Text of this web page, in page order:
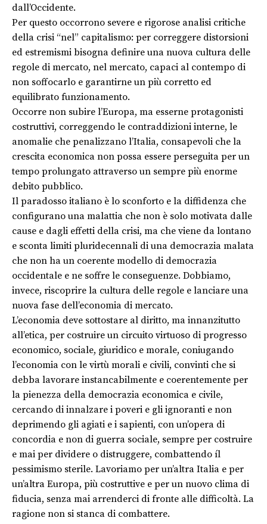
dall’Occidente.
Per questo occorrono severe e rigorose analisi critiche
della crisi “nel” capitalismo: per correggere distorsioni
ed estremismi bisogna definire una nuova cultura delle
regole di mercato, nel mercato, capaci al contempo di
non soffocarlo e garantirne un più corretto ed
equilibrato funzionamento.
Occorre non subire l’Europa, ma esserne protagonisti
costruttivi, correggendo le contraddizioni interne, le
anomalie che penalizzano l’Italia, consapevoli che la
crescita economica non possa essere perseguita per un
tempo prolungato attraverso un sempre più enorme
debito pubblico.
Il paradosso italiano è lo sconforto e la diffidenza che
configurano una malattia che non è solo motivata dalle
cause e dagli effetti della crisi, ma che viene da lontano
e sconta limiti pluridecennali di una democrazia malata
che non ha un coerente modello di democrazia
occidentale e ne soffre le conseguenze. Dobbiamo,
invece, riscoprire la cultura delle regole e lanciare una
nuova fase dell’economia di mercato.
L’economia deve sottostare al diritto, ma innanzitutto
all’etica, per costruire un circuito virtuoso di progresso
economico, sociale, giuridico e morale, coniugando
l’economia con le virtù morali e civili, convinti che si
debba lavorare instancabilmente e coerentemente per
la pienezza della democrazia economica e civile,
cercando di innalzare i poveri e gli ignoranti e non
deprimendo gli agiati e i sapienti, con un’opera di
concordia e non di guerra sociale, sempre per costruire
e mai per dividere o distruggere, combattendo íl
pessimismo sterile. Lavoriamo per un’altra Italia e per
un’altra Europa, più costruttive e per un nuovo clima di
fiducia, senza mai arrenderci di fronte alle difficoltà. La
ragione non si stanca di combattere.